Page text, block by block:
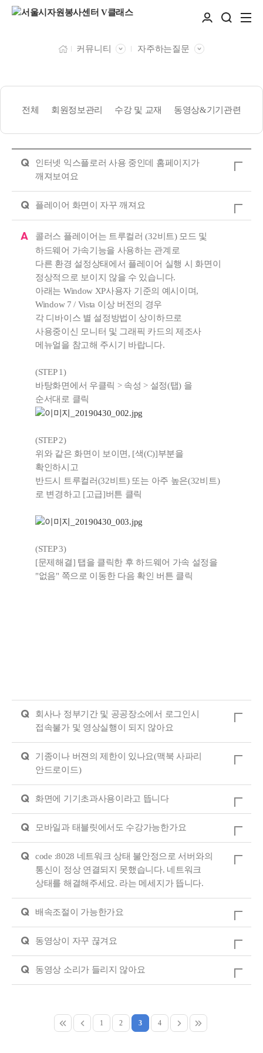
커뮤니티 자주하는질문
전체 회원정보관리 수강 및 교재 동영상&기기관련
Q
인터넷 익스플로러 사용 중인데 홈페이지가
깨져보여요
Q 플레이어 화면이 자꾸 깨져요
A
​콜러스 플레이어는 트루컬러 (32비트) 모드 및
하드웨어 가속기능을 사용하는 관계로
다른 환경 설정상태에서 플레이어 실행 시 화면이
정상적으로 보이지 않을 수 있습니다.
아래는 Window XP사용자 기준의 예시이며,
Window 7 / Vista 이상 버전의 경우
각 디바이스 별 설정방법이 상이하므로
사용중이신 모니터 및 그래픽 카드의 제조사
메뉴얼을 참고해 주시기 바랍니다.
(STEP 1)
바탕화면에서 우클릭 > 속성 > 설정(탭) 을
순서대로 클릭
(STEP 2)
위와 같은 화면이 보이면, [색(C)]부분을
확인하시고
반드시 트루컬러(32비트) 또는 아주 높은(32비트)
로 변경하고 [고급]버튼 클릭
(STEP 3)
[문제해결] 탭을 클릭한 후 하드웨어 가속 설정을
"없음" 쪽으로 이동한 다음 확인 버튼 클릭
Q
회사나 정부기간 및 공공장소에서 로그인시
접속불가 및 영상실행이 되지 않아요
Q
기종이나 버젼의 제한이 있나요(맥북 사파리
안드로이드)
Q 화면에 기기초과사용이라고 뜹니다
Q 모바일과 태블릿에서도 수강가능한가요
Q
code :8028 네트워크 상태 불안정으로 서버와의
통신이 정상 연결되지 못했습니다. 네트워크
상태를 해결해주세요. 라는 메세지가 뜹니다.
Q 배속조절이 가능한가요
Q 동영상이 자꾸 끊겨요
Q 동영상 소리가 들리지 않아요
1 2 3 4